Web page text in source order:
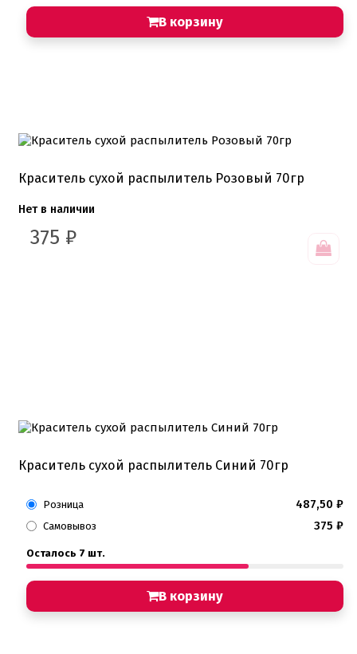
В корзину
Краситель сухой распылитель Розовый 70гр
Нет в наличии
375 ₽
Краситель сухой распылитель Синий 70гр
Розница 487,50 ₽
Самовывоз 375 ₽
Осталось 7 шт.
В корзину